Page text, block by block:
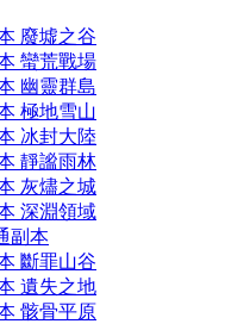
廢墟之谷
蠻荒戰場
幽靈群島
極地雪山
冰封大陸
靜謐雨林
灰燼之城
深淵領域
副本
斷罪山谷
遺失之地
骸骨平原